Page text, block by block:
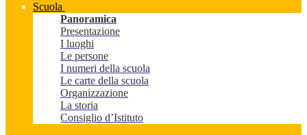
Scuola
Panoramica
Presentazione
I luoghi
Le persone
I numeri della scuola
Le carte della scuola
Organizzazione
La storia
Consiglio d’Istituto